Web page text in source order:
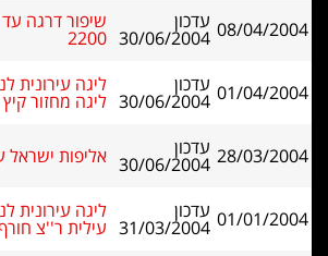
08/04/2004 עדכון
30/06/2004
שיפור דרגה
2200
01/04/2004 עדכון
30/06/2004
ליגה עירונית
ליגה מחזור קיץ
28/03/2004 עדכון
30/06/2004 אליפות ישראל
01/01/2004 עדכון
31/03/2004
ליגה עירונית
עילית ר''צ